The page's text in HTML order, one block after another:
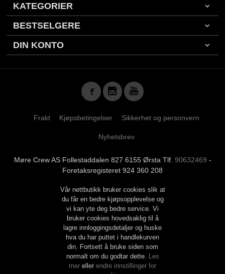
KATEGORIER
BESTSELGERE
DIN KONTO
Frakt Kjøpsbetingelser Sikkerhet og personvern
Nyhetsbrev
Møre Crew AS Follestaddalen 827 6155 Ørsta Tlf. 90632469 -
Foretaksregisteret 924 360 208
Vår nettbutikk bruker cookies slik at
du får en bedre kjøpsopplevelse og
vi kan yte deg bedre service. Vi
bruker cookies hovedsaklig til å
lagre innloggingsdetaljer og huske
hva du har puttet i handlekurven
din. Fortsett å bruke siden som
normalt om du godtar dette. Les
mer eller endre innstillinger for